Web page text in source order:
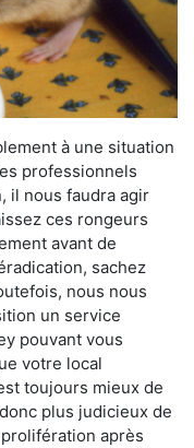
à une situation
professionnels
il nous faudra agir
ces rongeurs
avant de
sachez
nous nous
un service
pouvant vous
votre local
toujours mieux de
plus judicieux de
après